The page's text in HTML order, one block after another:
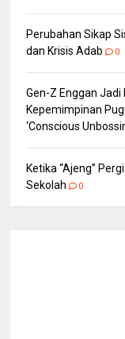
Perubahan Sikap
dan Krisis Adab
0
Gen-Z Enggan
Kepemimpinan
‘Conscious
Ketika “Ajeng”
Sekolah
0